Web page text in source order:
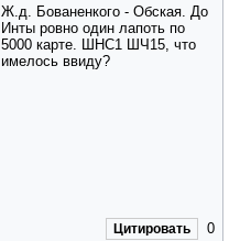
Ж.д. Бованенкого - Обская. До
Инты ровно один лапоть по
5000 карте. ШНС1 ШЧ15, что
имелось ввиду?
Цитировать 0